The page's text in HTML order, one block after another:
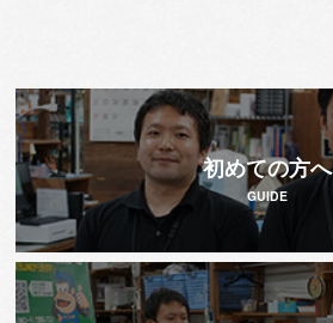
初めての方へ
GUIDE